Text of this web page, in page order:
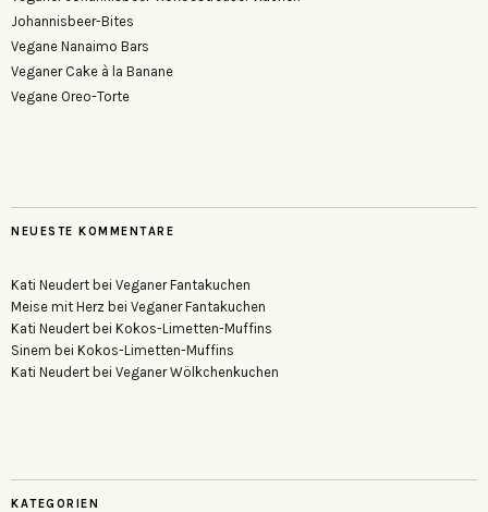
Johannisbeer-Bites
Vegane Nanaimo Bars
Veganer Cake à la Banane
Vegane Oreo-Torte
NEUESTE KOMMENTARE
Kati Neudert bei Veganer Fantakuchen
Meise mit Herz bei Veganer Fantakuchen
Kati Neudert bei Kokos-Limetten-Muffins
Sinem bei Kokos-Limetten-Muffins
Kati Neudert bei Veganer Wölkchenkuchen
KATEGORIEN